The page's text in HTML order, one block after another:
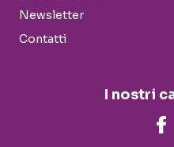
Newsletter
Contatti
I nostri